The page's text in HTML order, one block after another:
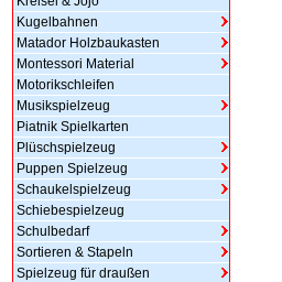
Kugelbahnen
Matador Holzbaukasten
Montessori Material
Motorikschleifen
Musikspielzeug
Piatnik Spielkarten
Plüschspielzeug
Puppen Spielzeug
Schaukelspielzeug
Schiebespielzeug
Schulbedarf
Sortieren & Stapeln
Spielzeug für draußen